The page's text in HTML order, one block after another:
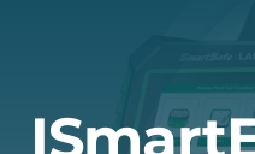
Contáctenos